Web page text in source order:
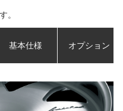
。
基本仕様 オプション